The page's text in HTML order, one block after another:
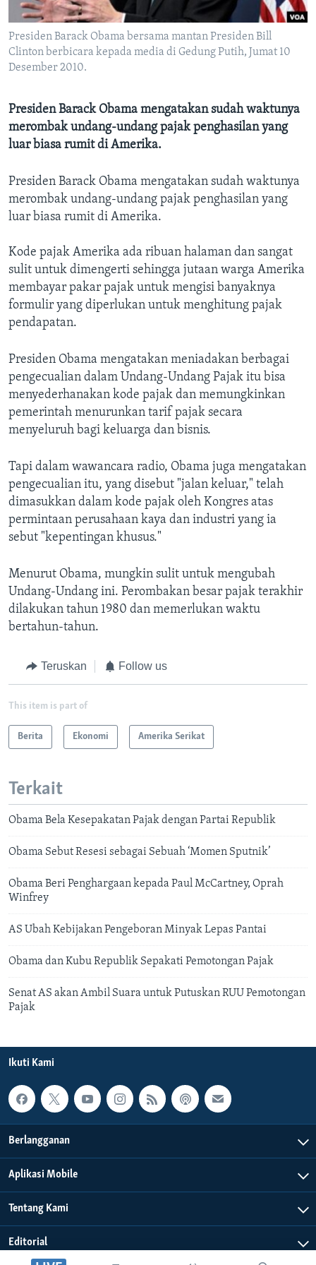
Presiden Barack Obama bersama mantan Presiden Bill
Clinton berbicara kepada media di Gedung Putih, Jumat 10
Desember 2010.
Presiden Barack Obama mengatakan sudah waktunya
merombak undang-undang pajak penghasilan yang
luar biasa rumit di Amerika.
Presiden Barack Obama mengatakan sudah waktunya
merombak undang-undang pajak penghasilan yang
luar biasa rumit di Amerika.
Kode pajak Amerika ada ribuan halaman dan sangat
sulit untuk dimengerti sehingga jutaan warga Amerika
membayar pakar pajak untuk mengisi banyaknya
formulir yang diperlukan untuk menghitung pajak
pendapatan.
Presiden Obama mengatakan meniadakan berbagai
pengecualian dalam Undang-Undang Pajak itu bisa
menyederhanakan kode pajak dan memungkinkan
pemerintah menurunkan tarif pajak secara
menyeluruh bagi keluarga dan bisnis.
Tapi dalam wawancara radio, Obama juga mengatakan
pengecualian itu, yang disebut "jalan keluar," telah
dimasukkan dalam kode pajak oleh Kongres atas
permintaan perusahaan kaya dan industri yang ia
sebut "kepentingan khusus."
Menurut Obama, mungkin sulit untuk mengubah
Undang-Undang ini. Perombakan besar pajak terakhir
dilakukan tahun 1980 dan memerlukan waktu
bertahun-tahun.
Teruskan Follow us
This item is part of
Berita Ekonomi Amerika Serikat
Terkait
Obama Bela Kesepakatan Pajak dengan Partai Republik
Obama Sebut Resesi sebagai Sebuah ‘Momen Sputnik’
Obama Beri Penghargaan kepada Paul McCartney, Oprah
Winfrey
AS Ubah Kebijakan Pengeboran Minyak Lepas Pantai
Obama dan Kubu Republik Sepakati Pemotongan Pajak
Senat AS akan Ambil Suara untuk Putuskan RUU Pemotongan
Pajak
Ikuti Kami
Berlangganan
Aplikasi Mobile
Tentang Kami
Editorial